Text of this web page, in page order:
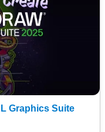
Graphics Suite